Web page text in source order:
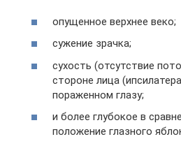
опущенное верхнее веко;
сужение зрачка;
сухость (отсутствие
стороне лица
пораженном глазу;
и более глубокое в
положение глазного